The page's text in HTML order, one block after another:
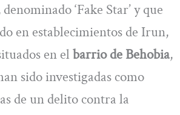
‘Fake Star’ y que
en establecimientos de Irun,
en elbarrio de Behobia,
sido investigadas como
de un delito contra la